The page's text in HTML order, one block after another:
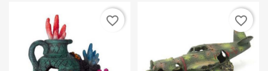
favorite_border favorite_border